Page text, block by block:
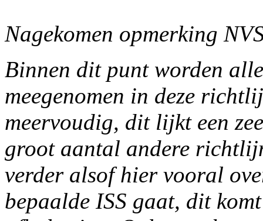
Nagekomen opmerking
Binnen dit punt worden
meegenomen in deze
meervoudig, dit lijkt een
groot aantal andere
verder alsof hier vooral
bepaalde ISS gaat, dit